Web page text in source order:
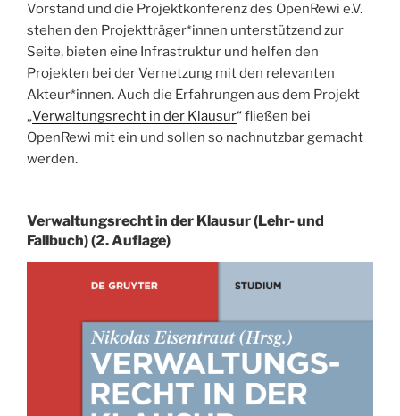
Vorstand und die Projektkonferenz des OpenRewi e.V.
stehen den Projektträger*innen unterstützend zur
Seite, bieten eine Infrastruktur und helfen den
Projekten bei der Vernetzung mit den relevanten
Akteur*innen. Auch die Erfahrungen aus dem Projekt
„Verwaltungsrecht in der Klausur“ fließen bei
OpenRewi mit ein und sollen so nachnutzbar gemacht
werden.
Verwaltungsrecht in der Klausur (Lehr- und
Fallbuch) (2. Auflage)